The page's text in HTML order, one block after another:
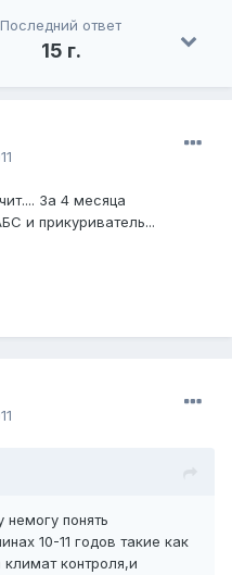
Последний ответ
15 г.
За 4 месяца
и прикуриватель...
немогу понять
10-11 годов такие как
контроля,и